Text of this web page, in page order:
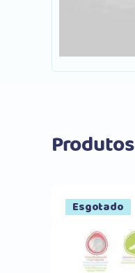
Esgotado